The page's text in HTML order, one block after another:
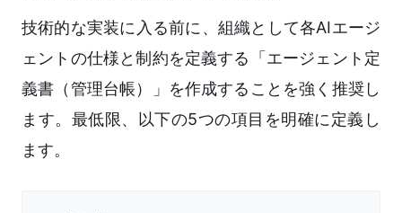
技術的な実装に入る前に、組織として各AIエージ
ェントの仕様と制約を定義する「エージェント定
義書（管理台帳）」を作成することを強く推奨し
ます。最低限、以下の5つの項目を明確に定義し
ます。